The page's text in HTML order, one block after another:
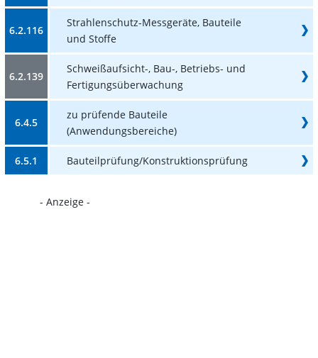
6.2.116
Strahlenschutz-Messgeräte, Bauteile
und Stoffe
6.2.139
Schweißaufsicht-, Bau-, Betriebs- und
Fertigungsüberwachung
6.4.5
zu prüfende Bauteile
(Anwendungsbereiche)
6.5.1 Bauteilprüfung/Konstruktionsprüfung
- Anzeige -